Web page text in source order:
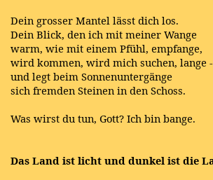
Dein grosser Mantel lässt dich los.
Dein Blick, den ich mit meiner Wange
warm, wie mit einem Pfühl, empfange,
wird kommen, wird mich suchen, lange -
und legt beim Sonnenuntergänge
sich fremden Steinen in den Schoss.
Was wirst du tun, Gott? Ich bin bange.
Das Land ist licht und dunkel ist die